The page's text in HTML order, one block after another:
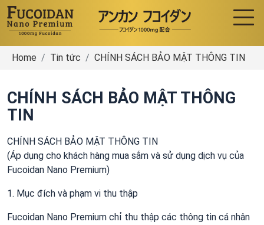
Home Tin tức CHÍNH SÁCH BẢO MẬT THÔNG TIN
CHÍNH SÁCH BẢO MẬT THÔNG
TIN
CHÍNH SÁCH BẢO MẬT THÔNG TIN
(Áp dụng cho khách hàng mua sắm và sử dụng dịch vụ của
Fucoidan Nano Premium)
1. Mục đích và phạm vi thu thập
Fucoidan Nano Premium chỉ thu thập các thông tin cá nhân